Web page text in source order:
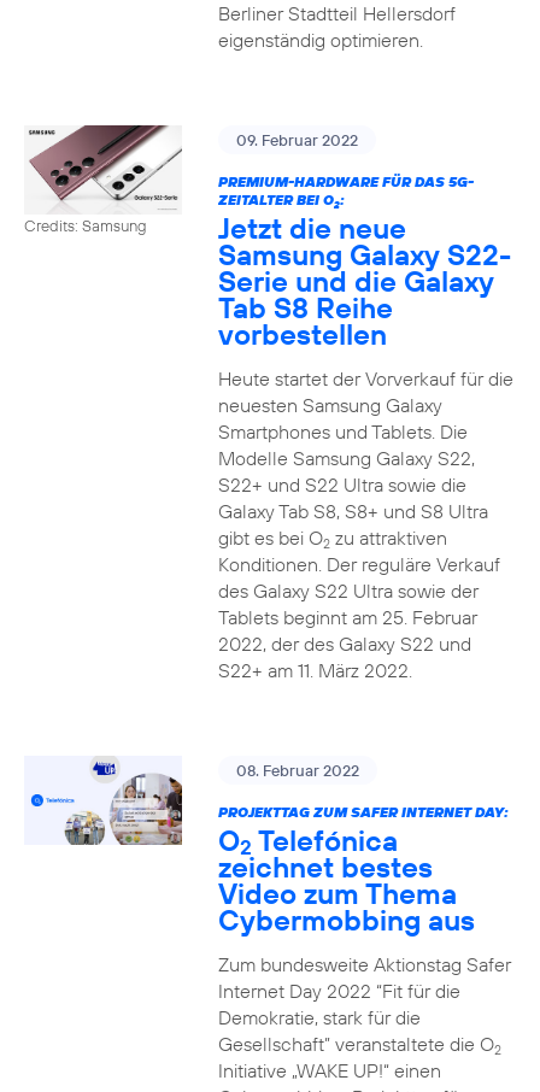
Berliner Stadtteil Hellersdorf
eigenständig optimieren.
Credits: Samsung
09. Februar 2022
PREMIUM-HARDWARE FÜR DAS 5G-
ZEITALTER BEI O2:
Jetzt die neue
Samsung Galaxy S22-
Serie und die Galaxy
Tab S8 Reihe
vorbestellen
Heute startet der Vorverkauf für die
neuesten Samsung Galaxy
Smartphones und Tablets. Die
Modelle Samsung Galaxy S22,
S22+ und S22 Ultra sowie die
Galaxy Tab S8, S8+ und S8 Ultra
gibt es bei O2zu attraktiven
Konditionen. Der reguläre Verkauf
des Galaxy S22 Ultra sowie der
Tablets beginnt am 25. Februar
2022, der des Galaxy S22 und
S22+ am 11. März 2022.
08. Februar 2022
PROJEKTTAG ZUM SAFER INTERNET DAY:
O2 Telefónica
zeichnet bestes
Video zum Thema
Cybermobbing aus
Zum bundesweite Aktionstag Safer
Internet Day 2022 “Fit für die
Demokratie, stark für die
Gesellschaft” veranstaltete die O2
Initiative „WAKE UP!“ einen